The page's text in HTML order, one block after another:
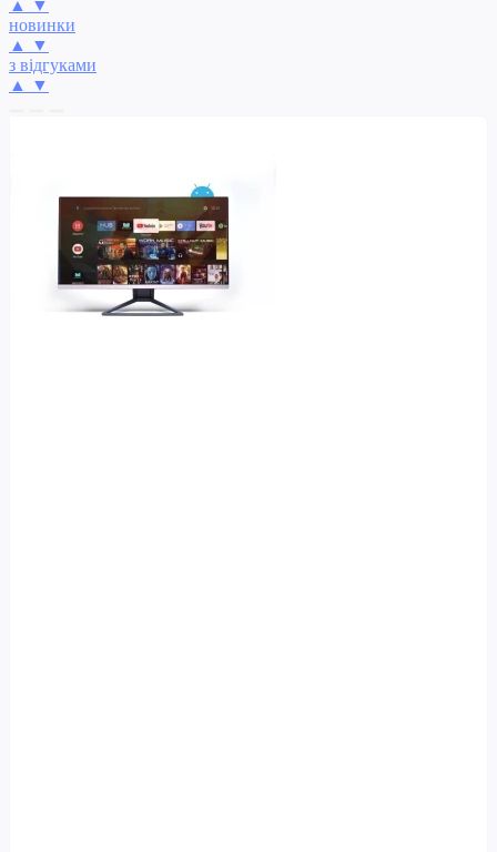
▲ ▼
новинки
▲ ▼
з відгуками
▲ ▼